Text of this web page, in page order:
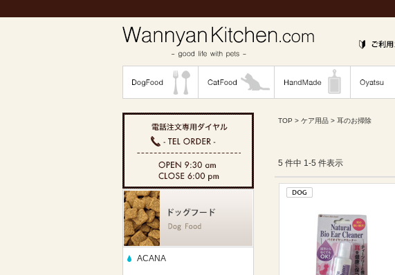
ACANA
TOP > ケア用品 > 耳のお掃除
5 件中 1-5 件表示